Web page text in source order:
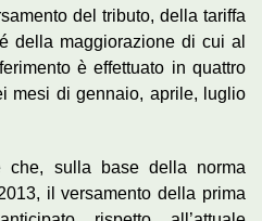
del tributo, della tariffa
della maggiorazione di cui al
è effettuato in quattro
mesi di gennaio, aprile, luglio
che, sulla base della norma
il versamento della prima